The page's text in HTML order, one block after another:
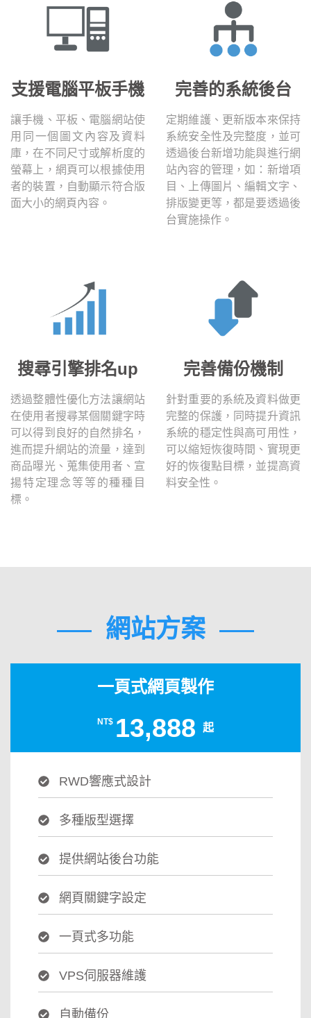
支援電腦平板手機
讓手機、平板、電腦網站使
用同一個圖文內容及資料
庫，在不同尺寸或解析度的
螢幕上，網頁可以根據使用
者的裝置，自動顯示符合版
面大小的網頁內容。
完善的系統後台
定期維護、更新版本來保持
系統安全性及完整度，並可
透過後台新增功能與進行網
站內容的管理，如：新增項
目、上傳圖片、編輯文字、
排版變更等，都是要透過後
台實施操作。
搜尋引擎排名up
透過整體性優化方法讓網站
在使用者搜尋某個關鍵字時
可以得到良好的自然排名，
進而提升網站的流量，達到
商品曝光、蒐集使用者、宣
揚特定理念等等的種種目
標。
完善備份機制
針對重要的系統及資料做更
完整的保護，同時提升資訊
系統的穩定性與高可用性，
可以縮短恢復時間、實現更
好的恢復點目標，並提高資
料安全性。
網站方案
一頁式網頁製作
NT$ 13,888 起
RWD響應式設計
多種版型選擇
提供網站後台功能
網頁關鍵字設定
一頁式多功能
VPS伺服器維護
自動備份